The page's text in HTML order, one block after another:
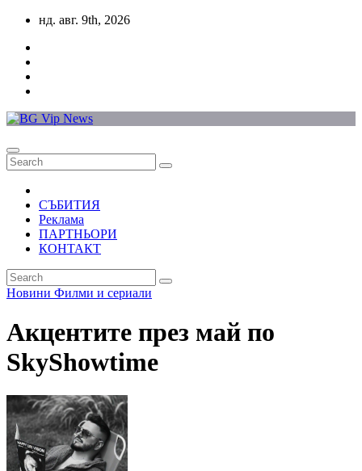
Skip
content
нд. авг. 9th, 2026
СЪБИТИЯ
Реклама
ПАРТНЬОРИ
КОНТАКТ
Новини Филми и сериали
Акцентите през май по
SkyShowtime